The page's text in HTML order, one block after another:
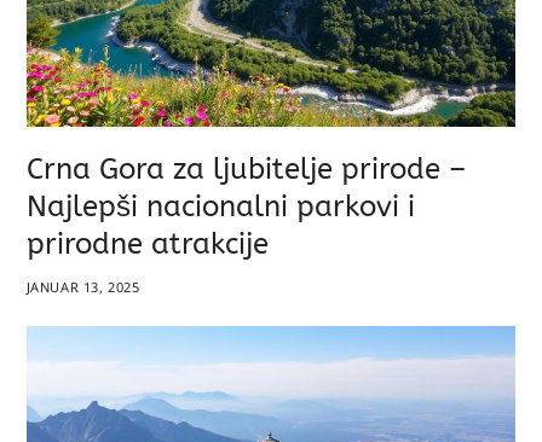
Crna Gora za ljubitelje prirode –
Najlepši nacionalni parkovi i
prirodne atrakcije
JANUAR 13, 2025